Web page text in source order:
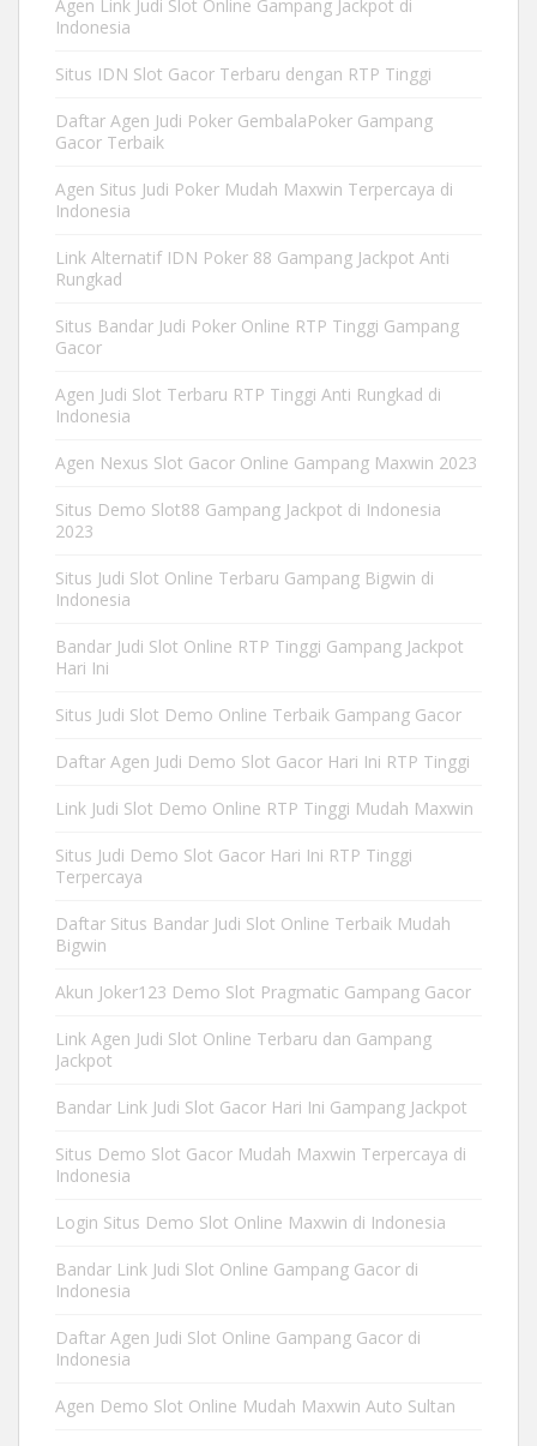
Agen Link Judi Slot Online Gampang Jackpot di
Indonesia
Situs IDN Slot Gacor Terbaru dengan RTP Tinggi
Daftar Agen Judi Poker GembalaPoker Gampang
Gacor Terbaik
Agen Situs Judi Poker Mudah Maxwin Terpercaya di
Indonesia
Link Alternatif IDN Poker 88 Gampang Jackpot Anti
Rungkad
Situs Bandar Judi Poker Online RTP Tinggi Gampang
Gacor
Agen Judi Slot Terbaru RTP Tinggi Anti Rungkad di
Indonesia
Agen Nexus Slot Gacor Online Gampang Maxwin 2023
Situs Demo Slot88 Gampang Jackpot di Indonesia
2023
Situs Judi Slot Online Terbaru Gampang Bigwin di
Indonesia
Bandar Judi Slot Online RTP Tinggi Gampang Jackpot
Hari Ini
Situs Judi Slot Demo Online Terbaik Gampang Gacor
Daftar Agen Judi Demo Slot Gacor Hari Ini RTP Tinggi
Link Judi Slot Demo Online RTP Tinggi Mudah Maxwin
Situs Judi Demo Slot Gacor Hari Ini RTP Tinggi
Terpercaya
Daftar Situs Bandar Judi Slot Online Terbaik Mudah
Bigwin
Akun Joker123 Demo Slot Pragmatic Gampang Gacor
Link Agen Judi Slot Online Terbaru dan Gampang
Jackpot
Bandar Link Judi Slot Gacor Hari Ini Gampang Jackpot
Situs Demo Slot Gacor Mudah Maxwin Terpercaya di
Indonesia
Login Situs Demo Slot Online Maxwin di Indonesia
Bandar Link Judi Slot Online Gampang Gacor di
Indonesia
Daftar Agen Judi Slot Online Gampang Gacor di
Indonesia
Agen Demo Slot Online Mudah Maxwin Auto Sultan